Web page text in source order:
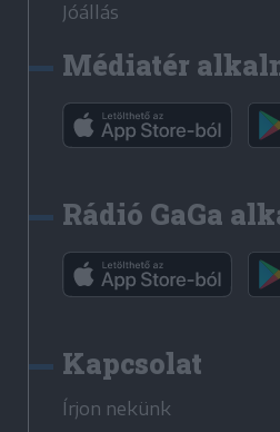
Jóállás
Médiatér
Rádió GaGa
Kapcsolat
Írjon nekünk